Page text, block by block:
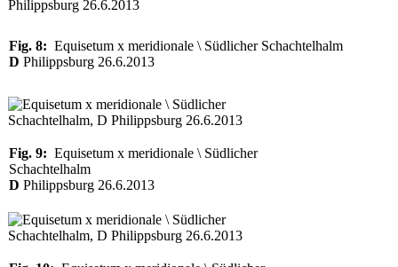
Fig. 8: Equisetum x meridionale \ Südlicher Schachtelhalm
D Philippsburg 26.6.2013
Fig. 9: Equisetum x meridionale \ Südlicher
Schachtelhalm
D Philippsburg 26.6.2013